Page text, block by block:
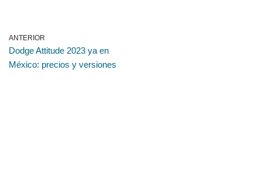
ANTERIOR
Dodge Attitude 2023 ya en
México: precios y versiones